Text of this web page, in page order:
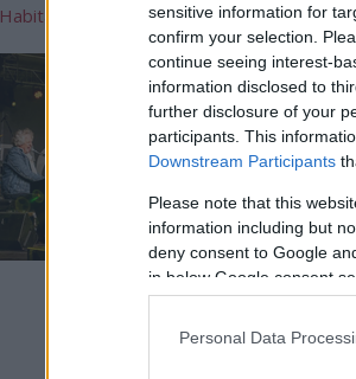
sensitive information for
confirm your selection.
continue seeing interest-
information disclosed to
further disclosure of your
participants. This
Downstream Participants
Please note that this
information including but
deny consent to Google
in below Google consent
Personal Data
Habitat_For_Humanity_Magyarország
2023.
Bartók